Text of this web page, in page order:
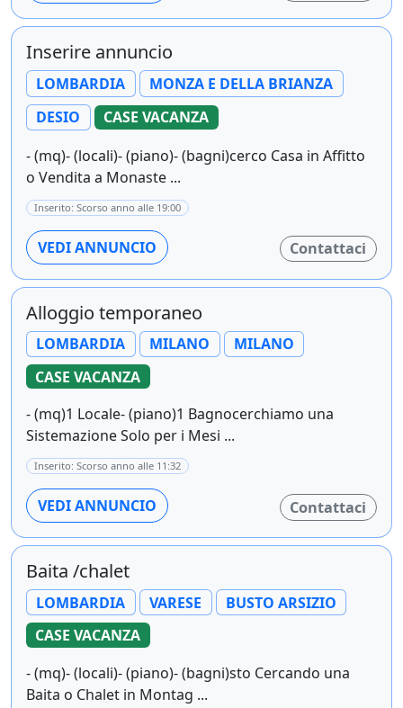
Inserire annuncio
LOMBARDIA
MONZA E DELLA BRIANZA
DESIO
CASE VACANZA
- (mq)- (locali)- (piano)- (bagni)cerco Casa in Affitto
o Vendita a Monaste ...
Inserito: Scorso anno alle 19:00
VEDI ANNUNCIO Contattaci
Alloggio temporaneo
LOMBARDIA MILANO
MILANO
CASE VACANZA
- (mq)1 Locale- (piano)1 Bagnocerchiamo una
Sistemazione Solo per i Mesi ...
Inserito: Scorso anno alle 11:32
VEDI ANNUNCIO Contattaci
Baita /chalet
LOMBARDIA VARESE
BUSTO ARSIZIO
CASE VACANZA
- (mq)- (locali)- (piano)- (bagni)sto Cercando una
Baita o Chalet in Montag ...